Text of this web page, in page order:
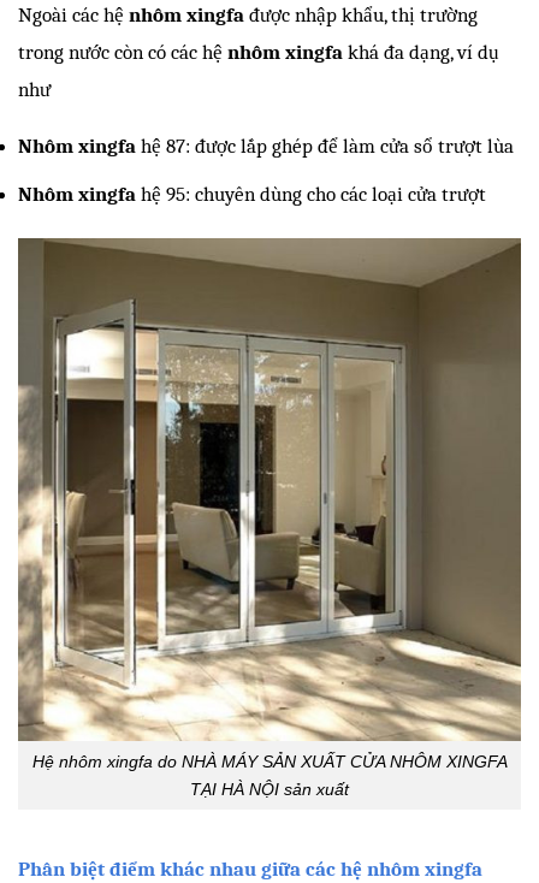
Ngoài các hệ nhôm xingfa được nhập khẩu, thị trường
trong nước còn có các hệ nhôm xingfa khá đa dạng, ví dụ
như
Nhôm xingfa hệ 87: được lắp ghép để làm cửa sổ trượt lùa
Nhôm xingfa hệ 95: chuyên dùng cho các loại cửa trượt
Hệ nhôm xingfa do NHÀ MÁY SẢN XUẤT CỬA NHÔM XINGFA
TẠI HÀ NỘI sản xuất
Phân biệt điểm khác nhau giữa các hệ nhôm xingfa